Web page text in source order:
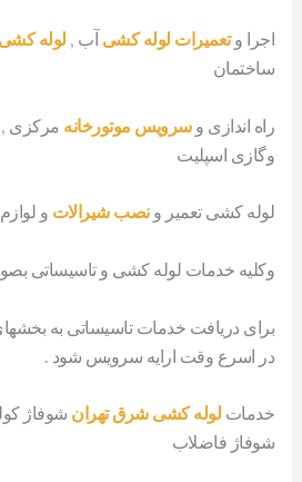
اجرا وتعمیرات لوله کشی آب , لوله کشی
ساختمان
راه اندازی وسرویس موتورخانه مرکزی ,
وگازی اسپلیت
لوله کشی تعمیر ونصب شیرالات و
وکلیه خدمات لوله کشی و تاسیساتی
برای دریافت خدمات تاسیساتی به بخشهای
در اسرع وقت ارایه سرویس شود .
خدمات لوله کشی شرق تهران شوفاژ
شوفاژ فاضلاب